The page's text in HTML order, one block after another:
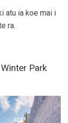
atu ia koe mai i
ra.
Park